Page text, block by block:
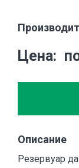
Цена
Описание
Резервуар